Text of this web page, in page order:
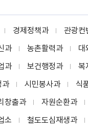
경제정책과 관광컨
과 농촌활력과 대
과 보건행정과 복
과 시민봉사과 식
창출과 자원순환과
소 철도도심재생과